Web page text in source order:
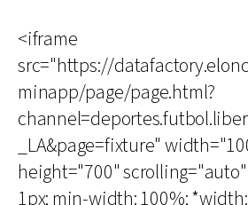
<iframe
src="https://
minapp/page/page.html?
_LA&page=fixture"
height="700"
1px; min-width: 100%;